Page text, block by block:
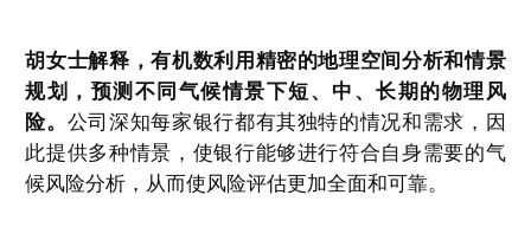
胡女士解释，有机数利用精密的地理空间分析和情景
规划，预测不同气候情景下短、中、长期的物理风
险。 公司深知每家银行都有其独特的情况和需求，因
此提供多种情景，使银行能够进行符合自身需要的气
候风险分析，从而使风险评估更加全面和可靠。